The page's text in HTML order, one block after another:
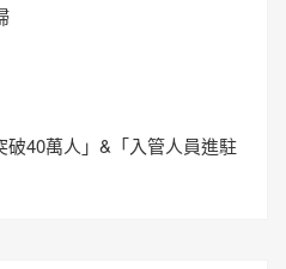
破40萬人」&「入管人員進駐